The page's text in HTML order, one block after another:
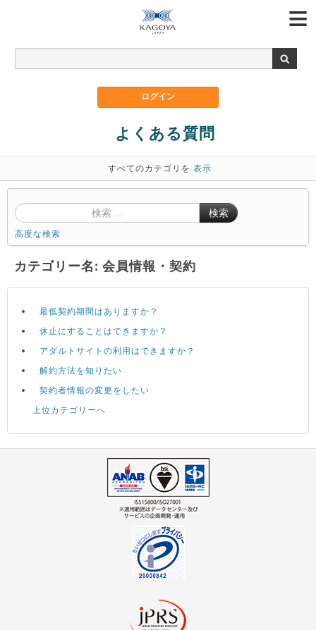
よくある質問
すべてのカテゴリを 表示
検索
高度な検索
カテゴリー名: 会員情報・契約
最低契約期間はありますか？
休止にすることはできますか？
アダルトサイトの利用はできますか？
解約方法を知りたい
契約者情報の変更をしたい
上位カテゴリーへ